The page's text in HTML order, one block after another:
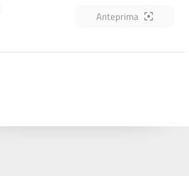
Anteprima